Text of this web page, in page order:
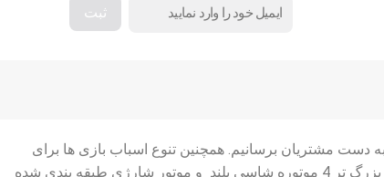
مشتریان برسانیم. همچنین تنوع اسباب بازی ها برای
انتخاب بهترین ها را آسان کرده ایم برای مثال ماشین شارژی ها در انواع ماشین شارژی دو نفره و چهار نفره ماشین شارژی های ارزان قیمت و یا بزرگ تر 4 موتوره شاسی بلند و موتور شارژی طبقه بندی شده